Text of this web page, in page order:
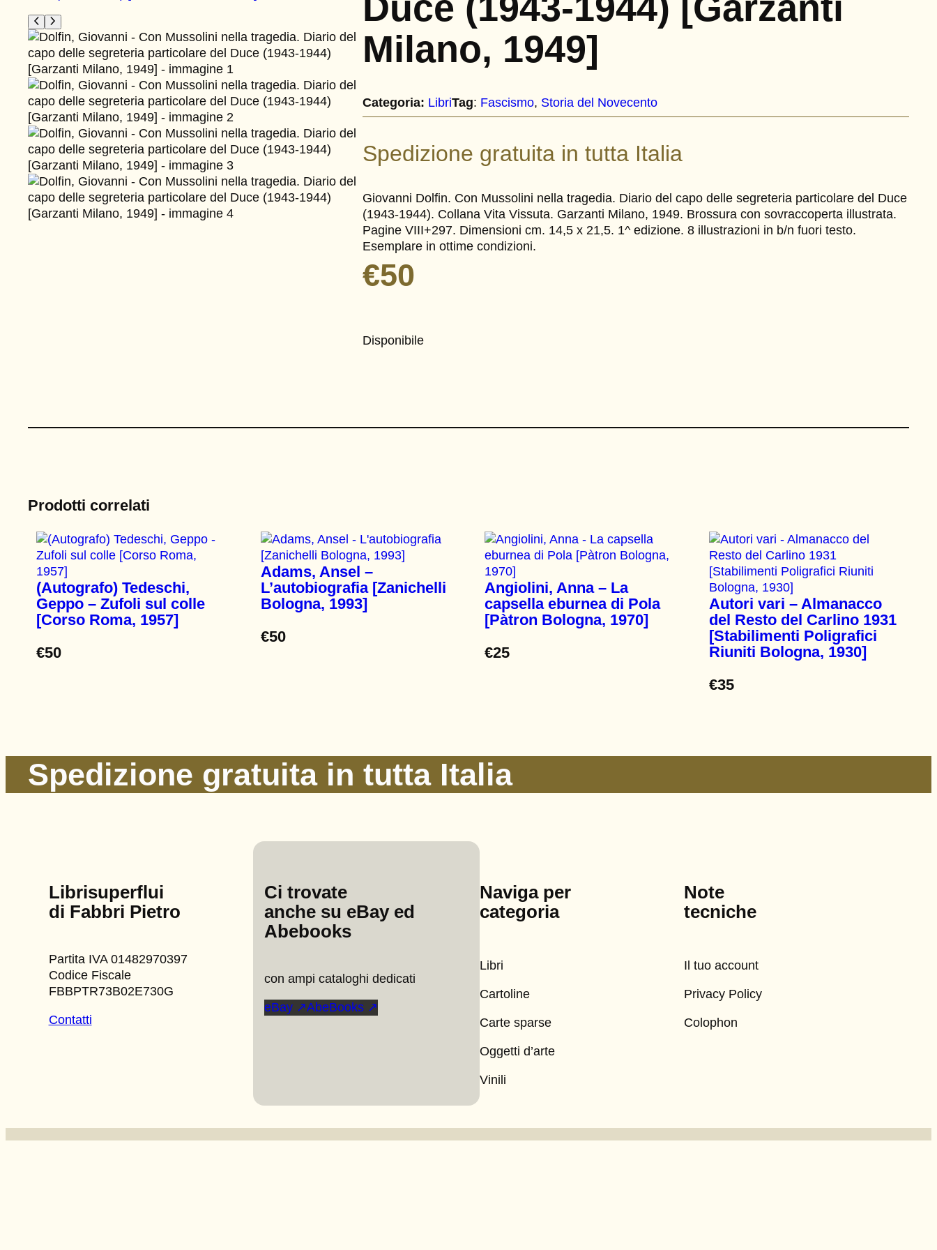
Milano, 1949]
Categoria: LibriTag: Fascismo, Storia del Novecento
Spedizione gratuita in tutta Italia
Giovanni Dolfin. Con Mussolini nella tragedia. Diario del capo delle segreteria particolare del Duce
(1943-1944). Collana Vita Vissuta. Garzanti Milano, 1949. Brossura con sovraccoperta illustrata.
Pagine VIII+297. Dimensioni cm. 14,5 x 21,5. 1^ edizione. 8 illustrazioni in b/n fuori testo.
Esemplare in ottime condizioni.
€50
Disponibile
Prodotti correlati
(Autografo) Tedeschi,
Geppo – Zufoli sul colle
[Corso Roma, 1957]
€50
Adams, Ansel –
L’autobiografia [Zanichelli
Bologna, 1993]
€50
Angiolini, Anna – La
capsella eburnea di Pola
[Pàtron Bologna, 1970]
€25
Autori vari – Almanacco
del Resto del Carlino 1931
[Stabilimenti Poligrafici
Riuniti Bologna, 1930]
€35
Spedizione gratuita in tutta Italia
Librisuperflui
di Fabbri Pietro
Partita IVA 01482970397
Codice Fiscale
FBBPTR73B02E730G
Contatti
Ci trovate
anche su eBay ed
Abebooks
con ampi cataloghi dedicati
eBay ↗AbeBooks ↗
Naviga per
categoria
Libri
Cartoline
Carte sparse
Oggetti d’arte
Vinili
Note
tecniche
Il tuo account
Privacy Policy
Colophon